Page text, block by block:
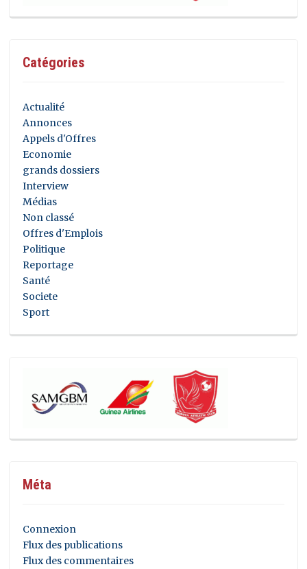
Catégories
Actualité
Annonces
Appels d'Offres
Economie
grands dossiers
Interview
Médias
Non classé
Offres d'Emplois
Politique
Reportage
Santé
Societe
Sport
Méta
Connexion
Flux des publications
Flux des commentaires